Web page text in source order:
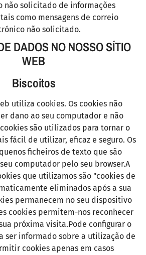
não solicitado de informações
como mensagens de correio
não solicitado.
DADOS NO NOSSO SÍTIO
WEB
Biscoitos
utiliza cookies. Os cookies não
dano ao seu computador e não
são utilizados para tornar o
fácil de utilizar, eficaz e seguro. Os
ficheiros de texto que são
computador pelo seu browser.A
que utilizamos são "cookies de
eliminados após a sua
permanecem no seu dispositivo
cookies permitem-nos reconhecer
próxima visita.Pode configurar o
ser informado sobre a utilização de
cookies apenas em casos